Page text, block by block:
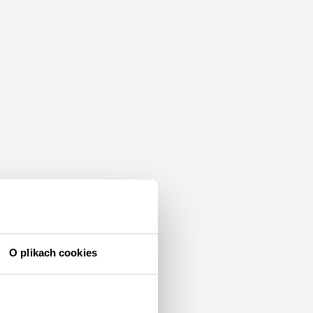
O plikach cookies